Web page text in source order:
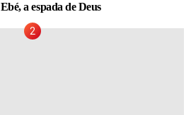
a espada de Deus